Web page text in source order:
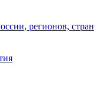
регионов, стран